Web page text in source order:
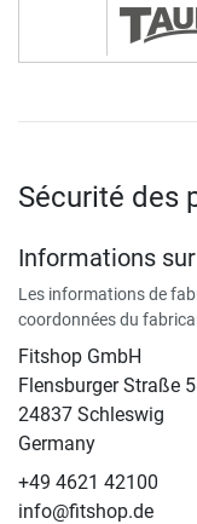
Sécurité des
Informations
Les informations de
coordonnées du
Fitshop GmbH
Flensburger Straße
24837 Schleswig
Germany
+49 4621 42100
info@fitshop.de